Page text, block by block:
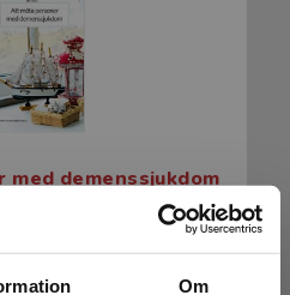
Om
demenssjukdom